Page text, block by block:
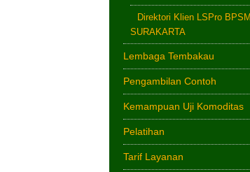
Direktori Klien LSPro
SURAKARTA
Lembaga Tembakau
Pengambilan Contoh
Kemampuan Uji Komoditas
Pelatihan
Tarif Layanan